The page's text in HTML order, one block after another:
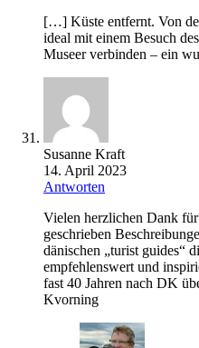
[…] Küste entfernt. Von
ideal mit einem Besuch
Museer verbinden – ein
Susanne Kraft
14. April 2023
Antworten
Vielen herzlichen Dank
geschrieben
dänischen „turist guides“
empfehlenswert und
fast 40 Jahren nach DK
Kvorning